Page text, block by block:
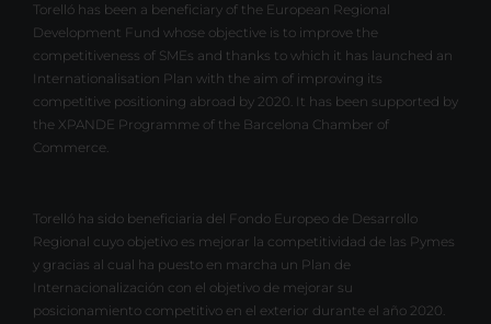
Torelló has been a beneficiary of the European Regional
Development Fund whose objective is to improve the
competitiveness of SMEs and thanks to which it has launched an
Internationalisation Plan with the aim of improving its
competitive positioning abroad by 2020. It has been supported by
the XPANDE Programme of the Barcelona Chamber of
Commerce.
Torelló ha sido beneficiaria del Fondo Europeo de Desarrollo
Regional cuyo objetivo es mejorar la competitividad de las Pymes
y gracias al cual ha puesto en marcha un Plan de
Internacionalización con el objetivo de mejorar su
posicionamiento competitivo en el exterior durante el año 2020.